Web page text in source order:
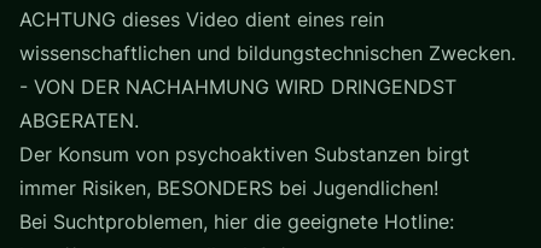
ACHTUNG dieses Video dient eines rein
wissenschaftlichen und bildungstechnischen Zwecken.
- VON DER NACHAHMUNG WIRD DRINGENDST
ABGERATEN.
Der Konsum von psychoaktiven Substanzen birgt
immer Risiken, BESONDERS bei Jugendlichen!
Bei Suchtproblemen, hier die geeignete Hotline: